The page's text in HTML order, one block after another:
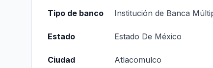
Tipo de banco Institución de Banca
Estado Estado De México
Ciudad Atlacomulco